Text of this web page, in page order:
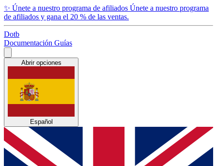
✨ Únete a nuestro programa de afiliados Únete a nuestro programa
de afiliados y gana el 20 % de las ventas.
Dotb
Documentación Guías
Abrir opciones
Español